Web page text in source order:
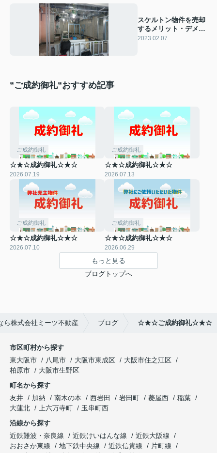
スケルトン物件を売却
するメリット・デメリ
ットとは？
2023.02.07
”ご成約御礼”おすすめ記事
ご成約御礼
☆★☆成約御礼☆★☆
2026.07.19
ご成約御礼
☆★☆成約御礼☆★☆
2026.07.13
ご成約御礼
☆★☆成約御礼☆★☆
2026.07.10
ご成約御礼
☆★☆成約御礼☆★☆
2026.06.29
もっと見る
ブログトップへ
ら株式会社ミーツ不動産 ブログ ☆★☆ご成約御礼☆★☆
市区町村から探す
東大阪市
八尾市 大阪市東成区
大阪市住之江区
柏原市
大阪市生野区
町名から探す
友井
加納 南木の本 西岩田 岩田町 菱屋西
稲葉
大蓮北
上六万寺町
玉串町西
沿線から探す
近鉄難波・奈良線
近鉄けいはんな線
近鉄大阪線
おおさか東線
地下鉄中央線 近鉄信貴線
片町線